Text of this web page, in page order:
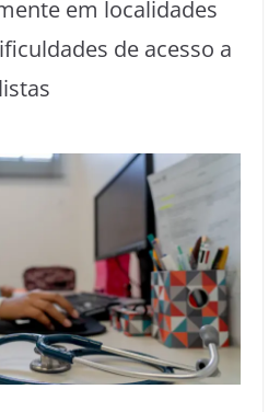
em localidades
de acesso a